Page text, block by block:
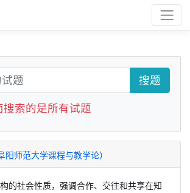
搜题
搜索的是所有试题
阳师范大学课程与教学论）
构的社会性质，强调合作、交往和共享在知